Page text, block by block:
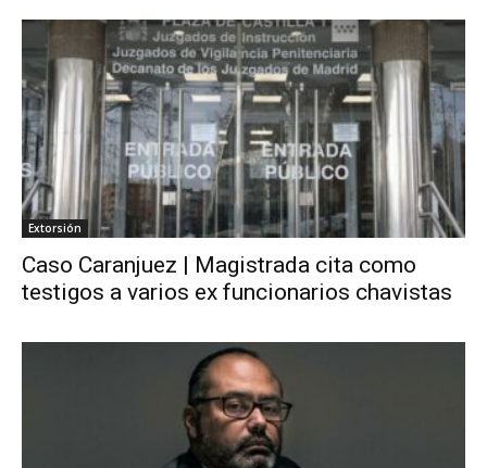
Extorsión
Caso Caranjuez | Magistrada cita como
testigos a varios ex funcionarios chavistas